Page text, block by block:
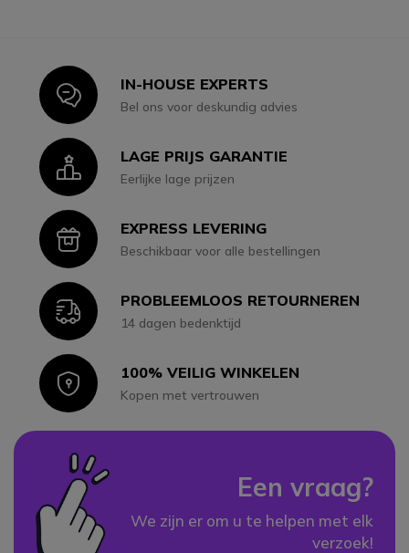
IconIN-HOUSE EXPERTS
Bel ons voor deskundig advies
IconLAGE PRIJS GARANTIE
Eerlijke lage prijzen
IconEXPRESS LEVERING
Beschikbaar voor alle bestellingen
IconPROBLEEMLOOS RETOURNEREN
14 dagen bedenktijd
Icon100% VEILIG WINKELEN
Kopen met vertrouwen
Een vraag?
We zijn er om u te helpen met elk
verzoek!